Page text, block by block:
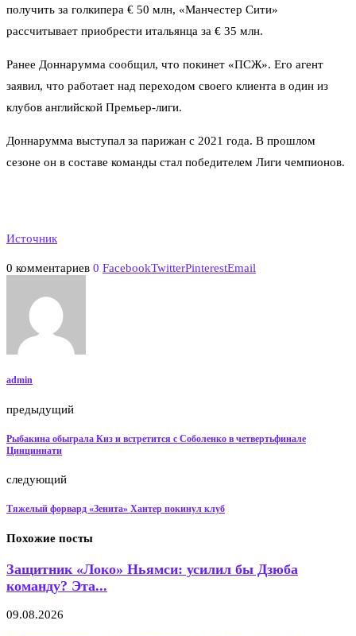
получить за голкипера € 50 млн, «Манчестер Сити»
рассчитывает приобрести итальянца за € 35 млн.
Ранее Доннарумма сообщил, что покинет «ПСЖ». Его агент
заявил, что работает над переходом своего клиента в один из
клубов английской Премьер-лиги.
Доннарумма выступал за парижан с 2021 года. В прошлом
сезоне он в составе команды стал победителем Лиги чемпионов.
Источник
0 комментариев 0 FacebookTwitterPinterestEmail
admin
предыдущий
Рыбакина обыграла Киз и встретится с Соболенко в четвертьфинале
Цинциннати
следующий
Тяжелый форвард «Зенита» Хантер покинул клуб
Похожие посты
Защитник «Локо» Ньямси: усилил бы Дзюба
команду? Эта...
09.08.2026